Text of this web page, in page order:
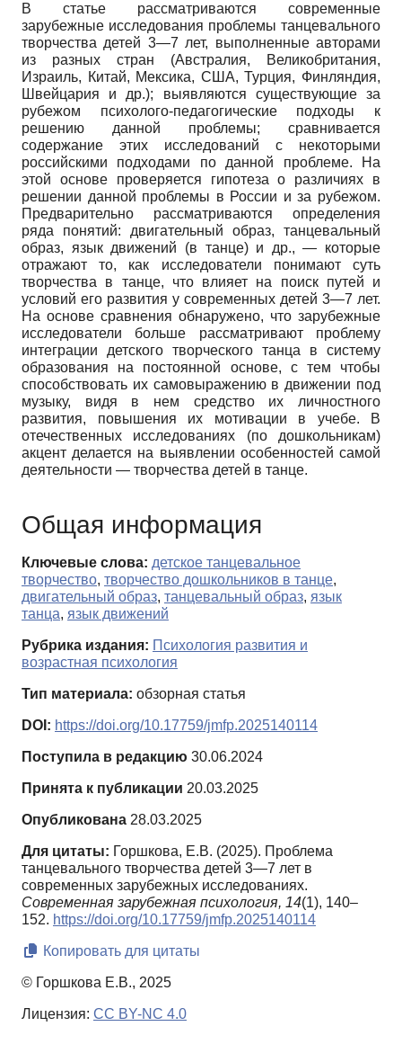
В статье рассматриваются современные
зарубежные исследования проблемы танцевального
творчества детей 3—7 лет, выполненные авторами
из разных стран (Австралия, Великобритания,
Израиль, Китай, Мексика, США, Турция, Финляндия,
Швейцария и др.); выявляются существующие за
рубежом психолого-педагогические подходы к
решению данной проблемы; сравнивается
содержание этих исследований с некоторыми
российскими подходами по данной проблеме. На
этой основе проверяется гипотеза о различиях в
решении данной проблемы в России и за рубежом.
Предварительно рассматриваются определения
ряда понятий: двигательный образ, танцевальный
образ, язык движений (в танце) и др., — которые
отражают то, как исследователи понимают суть
творчества в танце, что влияет на поиск путей и
условий его развития у современных детей 3—7 лет.
На основе сравнения обнаружено, что зарубежные
исследователи больше рассматривают проблему
интеграции детского творческого танца в систему
образования на постоянной основе, с тем чтобы
способствовать их самовыражению в движении под
музыку, видя в нем средство их личностного
развития, повышения их мотивации в учебе. В
отечественных исследованиях (по дошкольникам)
акцент делается на выявлении особенностей самой
деятельности — творчества детей в танце.
Общая информация
Ключевые слова: детское танцевальное
творчество, творчество дошкольников в танце,
двигательный образ, танцевальный образ, язык
танца, язык движений
Рубрика издания: Психология развития и
возрастная психология
Тип материала: обзорная статья
DOI: https://doi.org/10.17759/jmfp.2025140114
Поступила в редакцию 30.06.2024
Принята к публикации 20.03.2025
Опубликована 28.03.2025
Для цитаты: Горшкова, Е.В. (2025). Проблема
танцевального творчества детей 3—7 лет в
современных зарубежных исследованиях.
Современная зарубежная психология, 14(1), 140–
152. https://doi.org/10.17759/jmfp.2025140114
Копировать для цитаты
© Горшкова Е.В., 2025
Лицензия: CC BY-NC 4.0